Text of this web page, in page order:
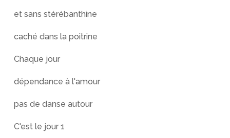
et sans stérébanthine
caché dans la poitrine
Chaque jour
dépendance à l'amour
pas de danse autour
C'est le jour 1